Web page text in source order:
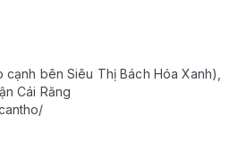
bên Siêu Thị Bách Hóa Xanh),
Cái Răng